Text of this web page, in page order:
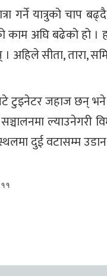
गर्ने यात्रुको चाप
काम अघि बढेको हो ।
सीता, तारा,
टुइनेटर जहाज छन्
ल्याउनेगरी
दुई वटासम्म